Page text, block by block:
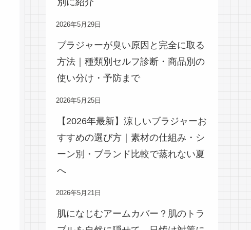
2026年5月29日
ブラジャーが臭い原因と完全に取る
方法｜種類別セルフ診断・商品別の
使い分け・予防まで
2026年5月25日
【2026年最新】涼しいブラジャーお
すすめの選び方｜素材の仕組み・シ
ーン別・ブランド比較で蒸れない夏
へ
2026年5月21日
肌になじむアームカバー？肌のトラ